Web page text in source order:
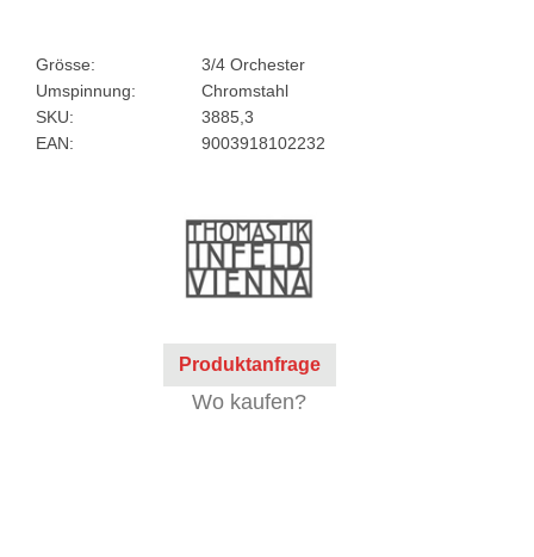
Grösse:
3/4 Orchester
Umspinnung:
Chromstahl
SKU:
3885,3
EAN:
9003918102232
Produktanfrage
Wo kaufen?